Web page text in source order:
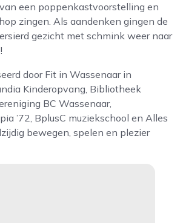
een poppenkastvoorstelling en
zingen. Als aandenken gingen de
gezicht met schmink weer naar
door Fit in Wassenaar in
Kinderopvang, Bibliotheek
BC Wassenaar,
’72, BplusC muziekschool en Alles
bewegen, spelen en plezier